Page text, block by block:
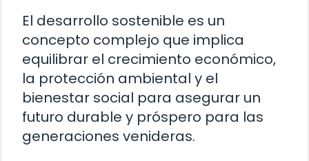
El desarrollo sostenible es un
concepto complejo que implica
equilibrar el crecimiento económico,
la protección ambiental y el
bienestar social para asegurar un
futuro durable y próspero para las
generaciones venideras.